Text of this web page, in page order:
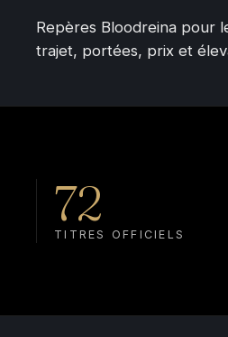
Repères Bloodreina pour
trajet, portées, prix et
72
TITRES OFFICIELS